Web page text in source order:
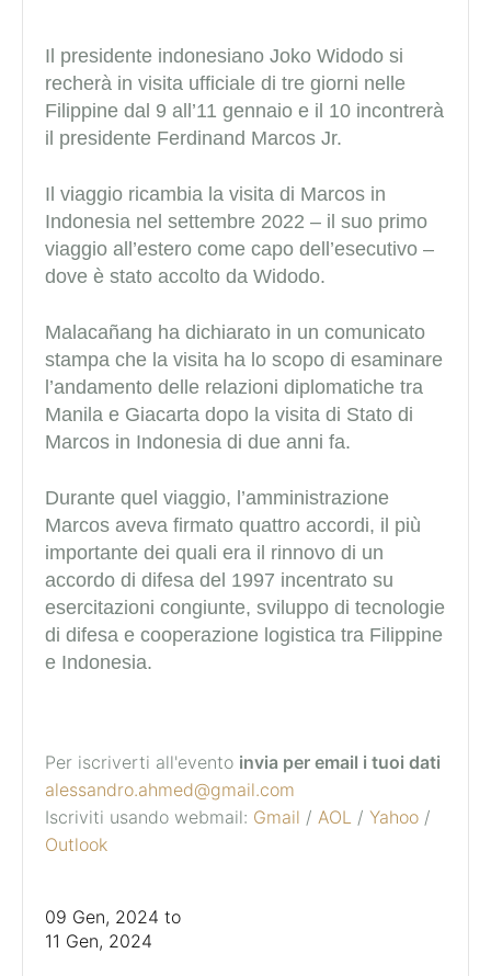
Il presidente indonesiano Joko Widodo si
recherà in visita ufficiale di tre giorni nelle
Filippine dal 9 all’11 gennaio e il 10 incontrerà
il presidente Ferdinand Marcos Jr.
Il viaggio ricambia la visita di Marcos in
Indonesia nel settembre 2022 – il suo primo
viaggio all’estero come capo dell’esecutivo –
dove è stato accolto da Widodo.
Malacañang ha dichiarato in un comunicato
stampa che la visita ha lo scopo di esaminare
l’andamento delle relazioni diplomatiche tra
Manila e Giacarta dopo la visita di Stato di
Marcos in Indonesia di due anni fa.
Durante quel viaggio, l’amministrazione
Marcos aveva firmato quattro accordi, il più
importante dei quali era il rinnovo di un
accordo di difesa del 1997 incentrato su
esercitazioni congiunte, sviluppo di tecnologie
di difesa e cooperazione logistica tra Filippine
e Indonesia.
Per iscriverti all'evento invia per email i tuoi dati
alessandro.ahmed@gmail.com
Iscriviti usando webmail: Gmail / AOL / Yahoo /
Outlook
09 Gen, 2024 to
11 Gen, 2024